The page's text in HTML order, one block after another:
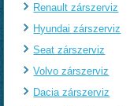
Renault zárszerviz
Hyundai zárszerviz
Seat zárszerviz
Volvo zárszerviz
Dacia zárszerviz